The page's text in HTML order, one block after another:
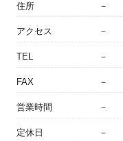
住所 －
アクセス －
TEL －
FAX －
営業時間 －
定休日 －